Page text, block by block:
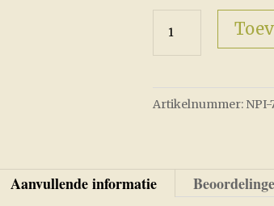
aantal
Artikelnummer: NPI-
Aanvullende informatie